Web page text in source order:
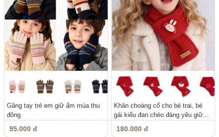
Găng tay trẻ em giữ ấm mùa thu
đông
95.000 đ
Khăn choàng cổ cho bé trai, bé
gái kiểu đan chéo đáng yêu giữ...
180.000 đ